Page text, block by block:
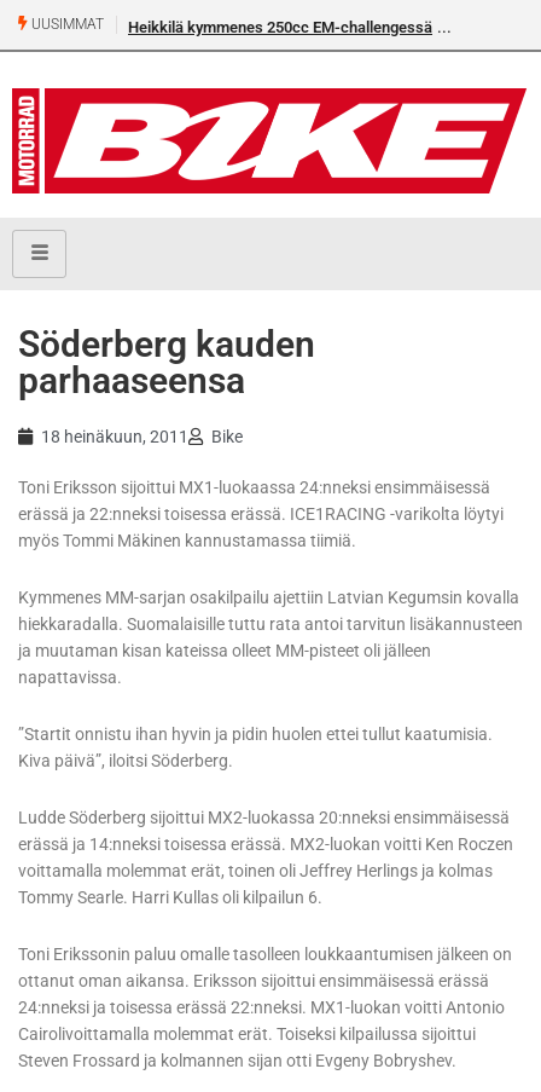
UUSIMMAT Heikkilä kymmenes 250cc EM-challengessä
Söderberg kauden
parhaaseensa
18 heinäkuun, 2011 Bike
Toni Eriksson sijoittui MX1-luokaassa 24:nneksi ensimmäisessä
erässä ja 22:nneksi toisessa erässä. ICE1RACING -varikolta löytyi
myös Tommi Mäkinen kannustamassa tiimiä.
Kymmenes MM-sarjan osakilpailu ajettiin Latvian Kegumsin kovalla
hiekkaradalla. Suomalaisille tuttu rata antoi tarvitun lisäkannusteen
ja muutaman kisan kateissa olleet MM-pisteet oli jälleen
napattavissa.
”Startit onnistu ihan hyvin ja pidin huolen ettei tullut kaatumisia.
Kiva päivä”, iloitsi Söderberg.
Ludde Söderberg sijoittui MX2-luokassa 20:nneksi ensimmäisessä
erässä ja 14:nneksi toisessa erässä. MX2-luokan voitti Ken Roczen
voittamalla molemmat erät, toinen oli Jeffrey Herlings ja kolmas
Tommy Searle. Harri Kullas oli kilpailun 6.
Toni Erikssonin paluu omalle tasolleen loukkaantumisen jälkeen on
ottanut oman aikansa. Eriksson sijoittui ensimmäisessä erässä
24:nneksi ja toisessa erässä 22:nneksi. MX1-luokan voitti Antonio
Cairolivoittamalla molemmat erät. Toiseksi kilpailussa sijoittui
Steven Frossard ja kolmannen sijan otti Evgeny Bobryshev.